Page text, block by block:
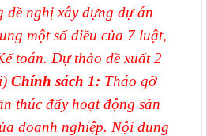
đề nghị xây dựng dự án
một số điều của 7 luật,
toán. Dự thảo đề xuất 2
Chính sách 1: Tháo gỡ
thúc đẩy hoạt động sản
doanh nghiệp. Nội dung